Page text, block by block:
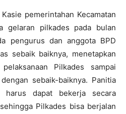
pemerintahan Kecamatan
gelaran pilkades pada bulan
pengurus dan anggota BPD
sebaik baiknya, menetapkan
Pilkades sampai
sebaik-baiknya. Panitia
harus dapat bekerja secara
Pilkades bisa berjalan